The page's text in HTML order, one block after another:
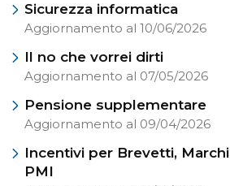
Sicurezza informatica
Aggiornamento al 10/06/2026
Il no che vorrei dirti
Aggiornamento al 07/05/2026
Pensione supplementare
Aggiornamento al 09/04/2026
Incentivi per Brevetti,
PMI